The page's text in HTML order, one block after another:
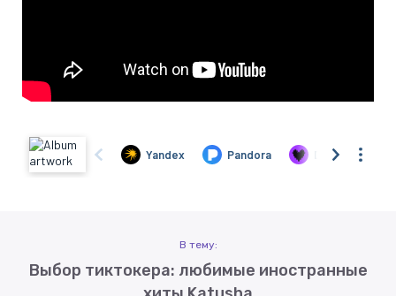
В тему:
Выбор тиктокера: любимые иностранные